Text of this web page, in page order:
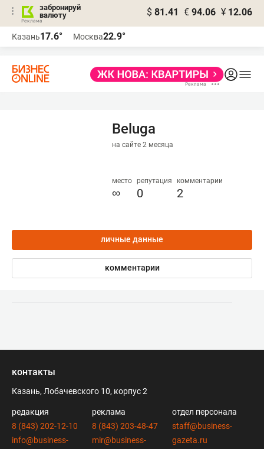
забронируй
валюту
$ 81.41 € 94.06 ¥ 12.06
Казань17.6° Москва22.9°
Beluga
на сайте 2 месяца
место
∞
репутация
0
комментарии
2
личные данные
комментарии
контакты
Казань, Лобачевского 10, корпус 2
редакция
8 (843) 202-12-10
info@business-
реклама
8 (843) 203-48-47
mir@business-
отдел персонала
staff@business-
gazeta.ru